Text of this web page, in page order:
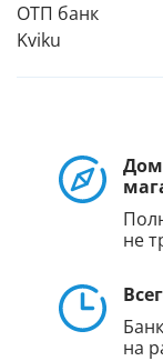
ОТП банк
Kviku
не
на